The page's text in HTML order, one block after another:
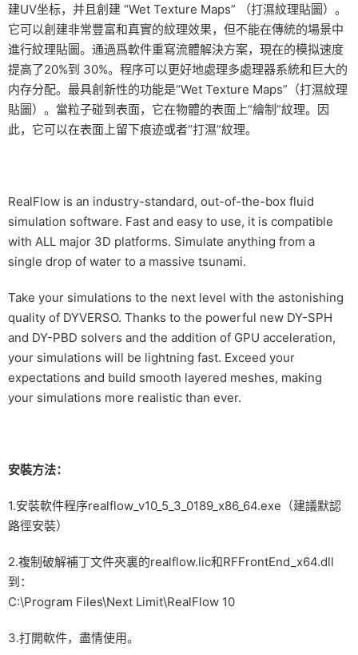
建UV坐标，并且創建 “Wet Texture Maps” （打濕紋理貼圖）。
它可以創建非常豐富和真實的紋理效果，但不能在傳統的場景中
進行紋理貼圖。通過爲軟件重寫流體解決方案，現在的模拟速度
提高了20%到 30%。程序可以更好地處理多處理器系統和巨大的
内存分配。最具創新性的功能是“Wet Texture Maps”（打濕紋理
貼圖）。當粒子碰到表面，它在物體的表面上“繪制”紋理。因
此，它可以在表面上留下痕迹或者“打濕”紋理。
RealFlow is an industry-standard, out-of-the-box fluid
simulation software. Fast and easy to use, it is compatible
with ALL major 3D platforms. Simulate anything from a
single drop of water to a massive tsunami.
Take your simulations to the next level with the astonishing
quality of DYVERSO. Thanks to the powerful new DY-SPH
and DY-PBD solvers and the addition of GPU acceleration,
your simulations will be lightning fast. Exceed your
expectations and build smooth layered meshes, making
your simulations more realistic than ever.
安裝方法：
1.安裝軟件程序realflow_v10_5_3_0189_x86_64.exe（建議默認
路徑安裝）
2.複制破解補丁文件夾裏的realflow.lic和RFFrontEnd_x64.dll
到：
C:\Program Files\Next Limit\RealFlow 10
3.打開軟件，盡情使用。